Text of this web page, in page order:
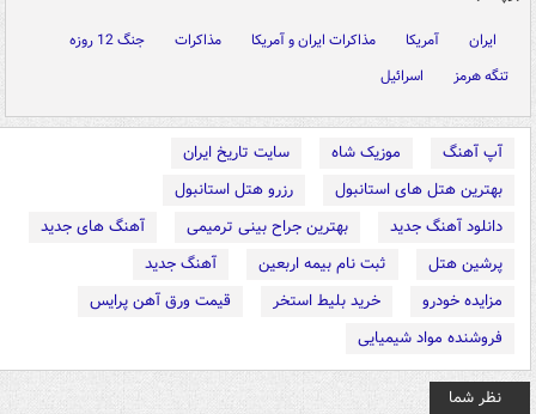
ایران آمریکا مذاکرات ایران و آمریکا مذاکرات
جنگ 12 روزه
تنگه هرمز
اسرائیل
آپ آهنگ موزیک شاه
سایت تاریخ ایران
بهترین هتل های استانبول
رزرو هتل استانبول
دانلود آهنگ جدید
بهترین جراح بینی ترمیمی
آهنگ های جدید
پرشین هتل
ثبت نام بیمه اربعین
آهنگ جدید
مزایده خودرو
خرید بلیط استخر
قیمت ورق آهن پرایس
فروشنده مواد شیمیایی
نظر شما